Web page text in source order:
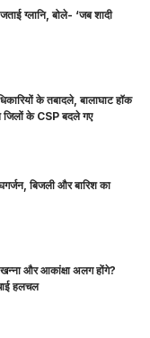
ग्लानि, बोले- ‘जब शादी
के तबादले, बालाघाट हॉक
जिलों के CSP बदले गए
बिजली और बारिश का
खन्ना और आकांक्षा अलग होंगे?
हलचल